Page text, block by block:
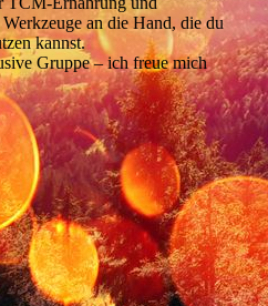
an die Hand, die du
kannst.
Gruppe – ich freue mich